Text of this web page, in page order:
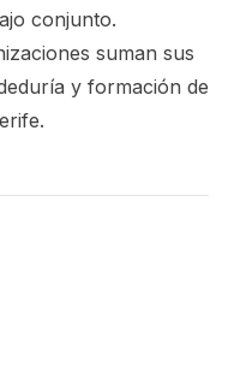
conjunto.
suman sus
y formación de